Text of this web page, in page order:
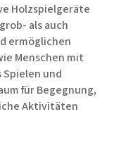
Holzspielgeräte
als auch
ermöglichen
Menschen mit
und
für Begegnung,
Aktivitäten